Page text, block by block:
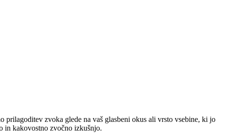
zvoka glede na vaš glasbeni okus ali vrsto vsebine, ki jo
in kakovostno zvočno izkušnjo.